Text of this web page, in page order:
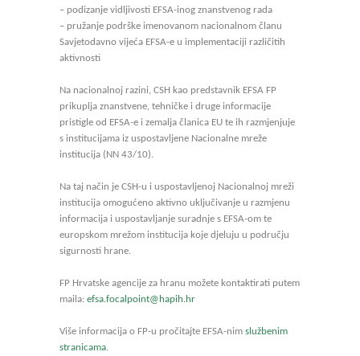
– podizanje vidljivosti EFSA-inog znanstvenog rada
– pružanje podrške imenovanom nacionalnom članu
Savjetodavno vijeća EFSA-e u implementaciji različitih
aktivnosti
Na nacionalnoj razini, CSH kao predstavnik EFSA FP
prikuplja znanstvene, tehničke i druge informacije
pristigle od EFSA-e i zemalja članica EU te ih razmjenjuje
s institucijama iz uspostavljene Nacionalne mreže
institucija (NN 43/10).
Na taj način je CSH-u i uspostavljenoj Nacionalnoj mreži
institucija omogućeno aktivno uključivanje u razmjenu
informacija i uspostavljanje suradnje s EFSA-om te
europskom mrežom institucija koje djeluju u području
sigurnosti hrane.
FP Hrvatske agencije za hranu možete kontaktirati putem
maila: efsa.focalpoint@hapih.hr
Više informacija o FP-u pročitajte EFSA-nim službenim
stranicama.